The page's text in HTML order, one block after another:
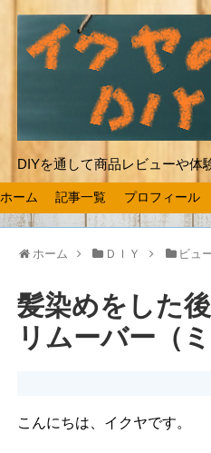
DIYを通して商品レビューや体
ホーム 記事一覧 プロフィール
ホーム ＤＩＹ ビュ
髪染めをした
リムーバー（
こんにちは、イクヤです。